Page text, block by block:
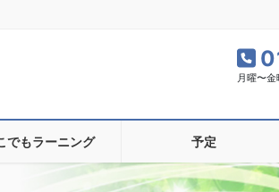
月曜〜
でもラーニング 予定